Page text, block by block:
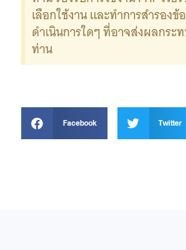
เลือกใช้งาน และทำการสำรอง
ดำเนินการใดๆ ที่อาจส่งผลกร
ท่าน
Facebook Twitter